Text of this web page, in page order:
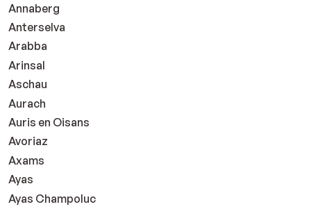
Annaberg
Anterselva
Arabba
Arinsal
Aschau
Aurach
Auris en Oisans
Avoriaz
Axams
Ayas
Ayas Champoluc